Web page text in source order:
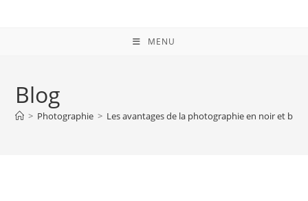
MENU
Blog
> Photographie > Les avantages de la photographie en noir et